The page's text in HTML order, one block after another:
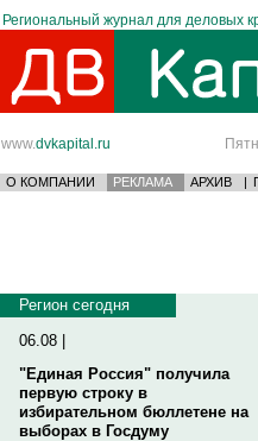
Региональный журнал для деловых
www.dvkapital.ru
О КОМПАНИИ РЕКЛАМА АРХИВ |
Регион сегодня
06.08 |
"Единая Россия" получила
первую строку в
избирательном бюллетене на
выборах в Госдуму